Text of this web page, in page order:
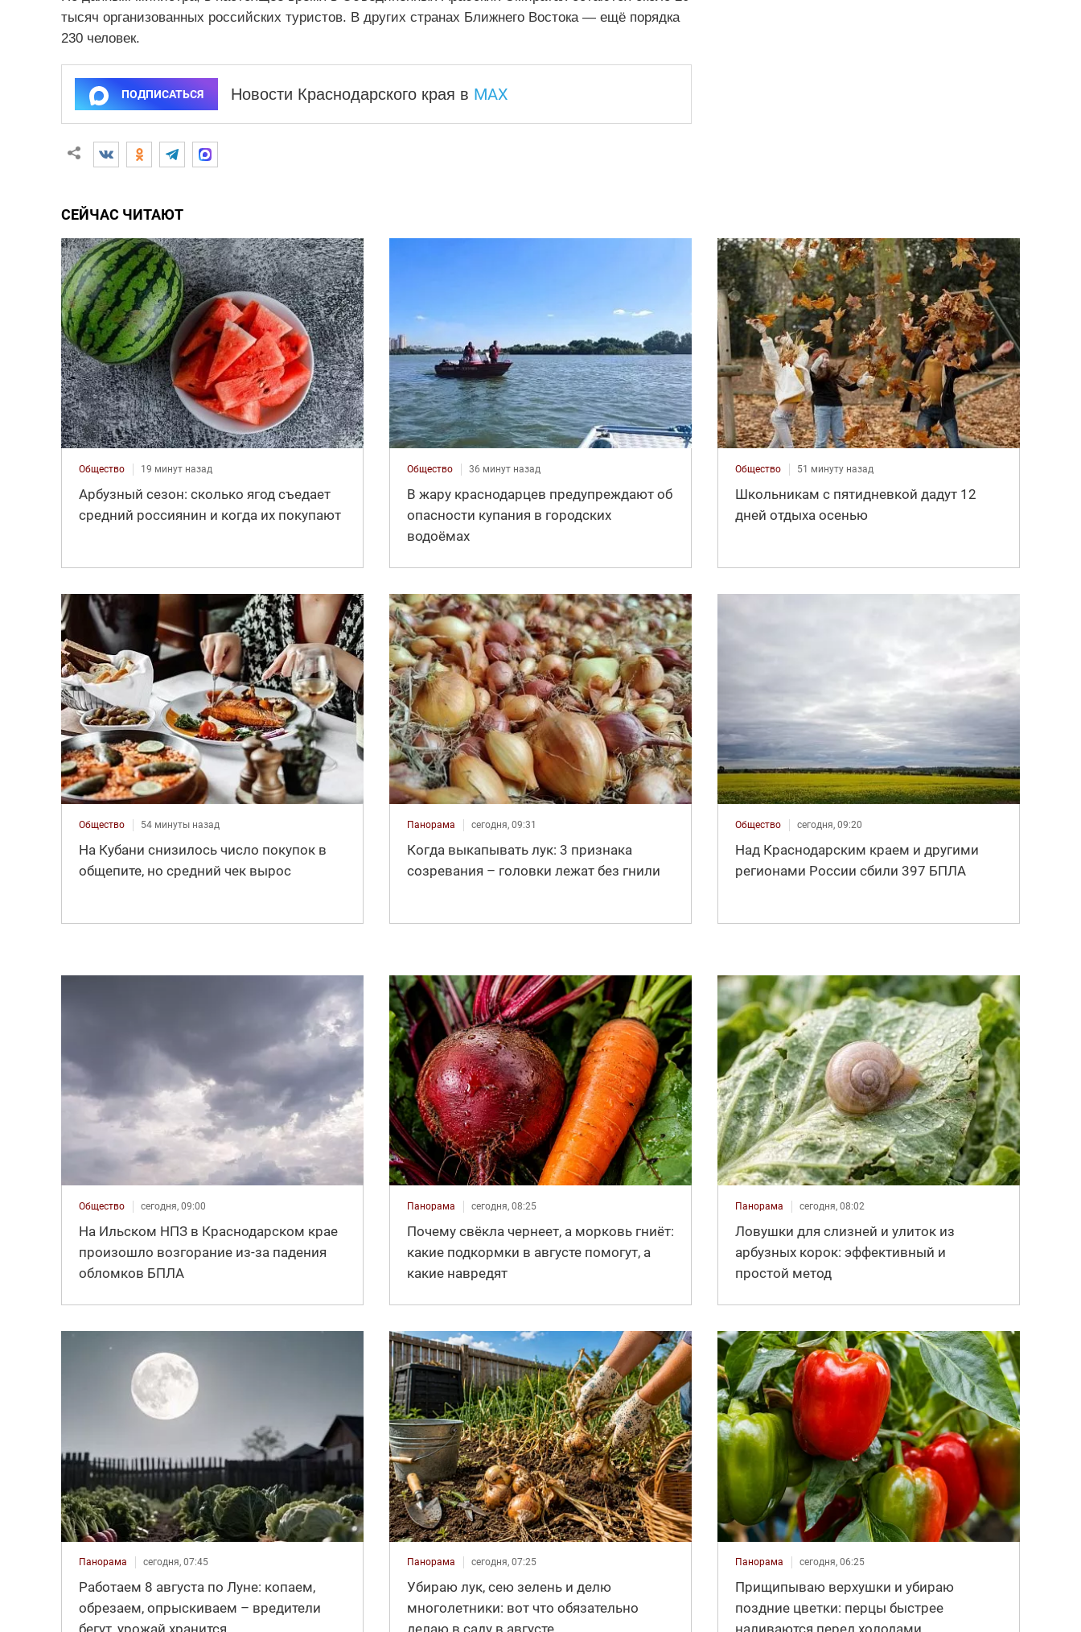
тысяч организованных российских туристов. В других странах Ближнего Востока — ещё порядка
230 человек.
ПОДПИСАТЬСЯ Новости Краснодарского края в MAX
СЕЙЧАС ЧИТАЮТ
Общество 19 минут назад
Арбузный сезон: сколько ягод съедает
средний россиянин и когда их покупают
Общество 36 минут назад
В жару краснодарцев предупреждают об
опасности купания в городских
водоёмах
Общество 51 минуту назад
Школьникам с пятидневкой дадут 12
дней отдыха осенью
Общество 54 минуты назад
На Кубани снизилось число покупок в
общепите, но средний чек вырос
Панорама сегодня, 09:31
Когда выкапывать лук: 3 признака
созревания – головки лежат без гнили
Общество сегодня, 09:20
Над Краснодарским краем и другими
регионами России сбили 397 БПЛА
Общество сегодня, 09:00
На Ильском НПЗ в Краснодарском крае
произошло возгорание из-за падения
обломков БПЛА
Панорама сегодня, 08:25
Почему свёкла чернеет, а морковь гниёт:
какие подкормки в августе помогут, а
какие навредят
Панорама сегодня, 08:02
Ловушки для слизней и улиток из
арбузных корок: эффективный и
простой метод
Панорама сегодня, 07:45
Работаем 8 августа по Луне: копаем,
обрезаем, опрыскиваем – вредители
Панорама сегодня, 07:25
Убираю лук, сею зелень и делю
многолетники: вот что обязательно
Панорама сегодня, 06:25
Прищипываю верхушки и убираю
поздние цветки: перцы быстрее